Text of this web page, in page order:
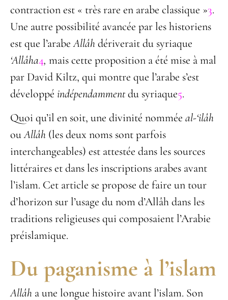
contraction est « très rare en arabe classique »3.
Une autre possibilité avancée par les historiens
est que l’arabeAllâhdériverait du syriaque
‘Allâha4, mais cette proposition a été mise à mal
par David Kiltz, qui montre que l’arabe s’est
développé indépendammentdu syriaque5.
Quoi qu’il en soit, une divinité nommée al-‘ilâh
ouAllâh (les deux noms sont parfois
interchangeables) est attestée dans les sources
littéraires et dans les inscriptions arabes avant
l’islam. Cet article se propose de faire un tour
d’horizon sur l’usage du nom d’Allâh dans les
traditions religieuses qui composaient l’Arabie
préislamique.
Du paganisme à l’islam
Allâh a une longue histoire avant l’islam. Son